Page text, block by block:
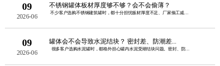
09
2026-06
不锈钢罐体板材厚度够不够？会不会偷薄？
不少客户选购不锈钢建筑罐时，都十分担忧板材厚度不足、厂家偷工减料。板......
09
2026-06
罐体会不会导致水泥结块？ 密封差、防潮差...
很多客户选购水泥罐时，都格外担心罐内水泥受潮结块问题。密封、防潮性......